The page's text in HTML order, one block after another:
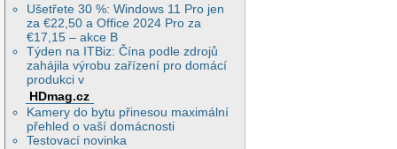
Ušetřete 30 %: Windows 11 Pro jen
za €22,50 a Office 2024 Pro za
€17,15 – akce B
Týden na ITBiz: Čína podle zdrojů
zahájila výrobu zařízení pro domácí
produkci v
HDmag.cz
Kamery do bytu přinesou maximální
přehled o vaší domácnosti
Testovací novinka